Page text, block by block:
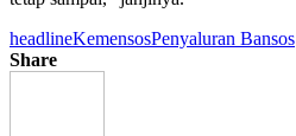
headlineKemensosPenyaluran Bansos
Share